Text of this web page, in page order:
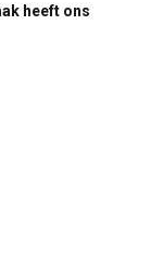
heeft ons